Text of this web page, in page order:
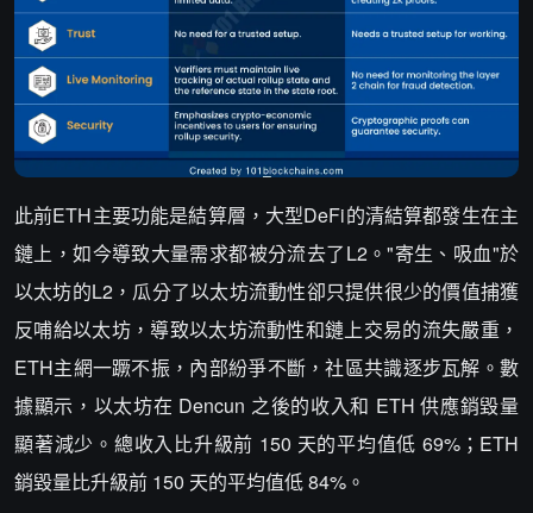
此前ETH主要功能是結算層，大型DeFi的清結算都發生在主
鏈上，如今導致大量需求都被分流去了L2。"寄生、吸血"於
以太坊的L2，瓜分了以太坊流動性卻只提供很少的價值捕獲
反哺給以太坊，導致以太坊流動性和鏈上交易的流失嚴重，
ETH主網一蹶不振，內部紛爭不斷，社區共識逐步瓦解。數
據顯示，以太坊在 Dencun 之後的收入和 ETH 供應銷毀量
顯著減少。總收入比升級前 150 天的平均值低 69%；ETH
銷毀量比升級前 150 天的平均值低 84%。